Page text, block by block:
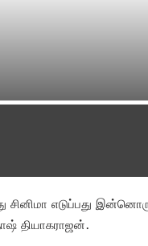
சினிமா எடுப்பது
தியாகராஜன்.